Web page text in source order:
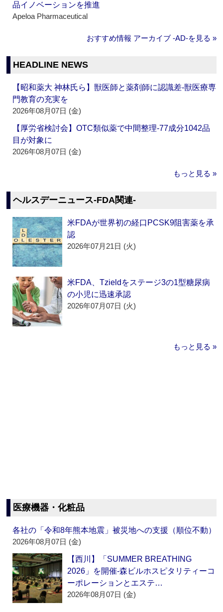
品イノベーションを推進
Apeloa Pharmaceutical
おすすめ情報 アーカイブ ‐AD‐を見る »
HEADLINE NEWS
【昭和薬大 神林氏ら】獣医師と薬剤師に認識差‐獣医療専
門教育の充実を
2026年08月07日 (金)
【厚労省検討会】OTC類似薬で中間整理‐77成分1042品
目が対象に
2026年08月07日 (金)
もっと見る »
ヘルスデーニュース‐FDA関連‐
米FDAが世界初の経口PCSK9阻害薬を承
認
2026年07月21日 (火)
米FDA、Tzieldをステージ3の1型糖尿病
の小児に迅速承認
2026年07月07日 (火)
もっと見る »
医療機器・化粧品
各社の「令和8年熊本地震」被災地への支援（順位不動）
2026年08月07日 (金)
【西川】「SUMMER BREATHING
2026」を開催‐森ビルホスピタリティーコ
ーポレーションとエステ…
2026年08月07日 (金)